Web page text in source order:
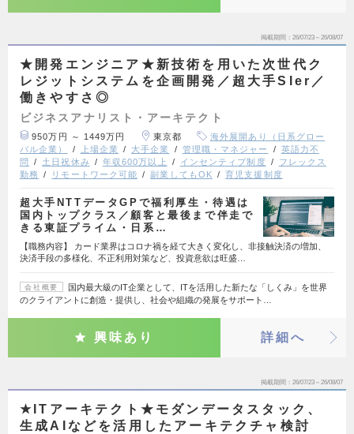
掲載期間 26/07/23～26/08/07
★開発エンジニア★新技術を用いた次世代ク
レジットシステムを企画開発／超大手SIer／
働きやすさ◎
ビジネスアナリスト・アーキテクト
950万円 ～ 1449万円 東京都
海外展開あり（日系グロー
バル企業）
上場企業 大手企業 管理職・マネジャー
英語力不
問
土日祝休み 年収600万以上 インセンティブ制度
フレックス
勤務
リモートワーク可能 副業してもOK 育児支援制度
超大手NTTデータGPで福利厚生・待遇は
国内トップクラス／顧客と最後まで伴走で
きる東証プライム・日系…
【職務内容】 カード業界はコロナ禍を経て大きく変化し、非接触決済の増加、
決済手段の多様化、不正利用対策など、投資意欲は旺盛…
会社概要
国内最大級のIT企業として、ITを活用した新たな「しくみ」を世界
のクライアントに創造・提供し、社会や組織の発展をサポート…
興味あり 詳細へ
掲載期間 26/07/23～26/08/07
★ITアーキテクト★モダンデータスタック、
生成AIなどを活用したアーキテクチャ検討